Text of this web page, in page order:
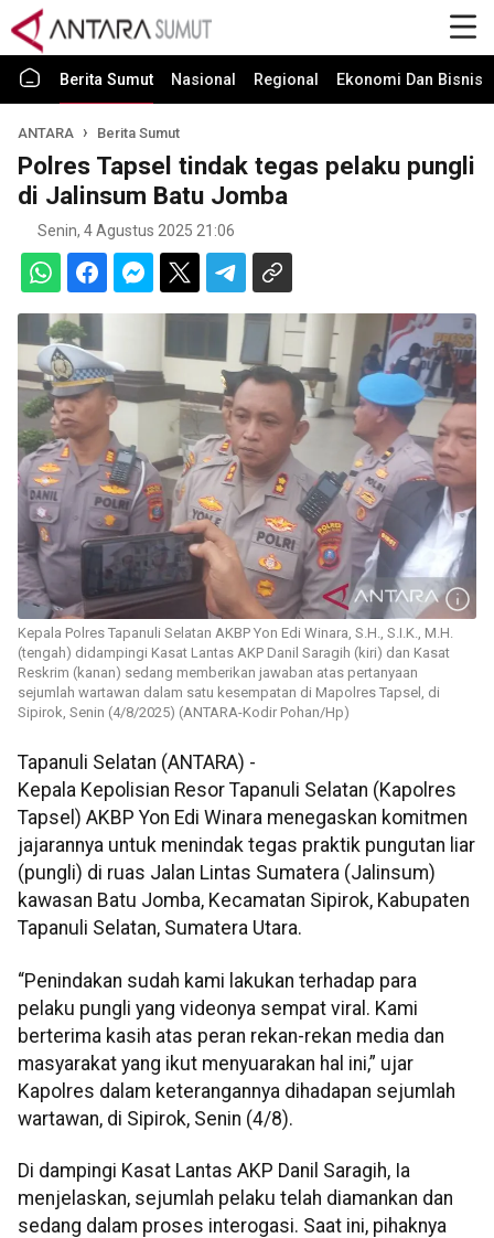
Berita Sumut Nasional Regional Ekonomi Dan Bisnis
ANTARA Berita Sumut
Polres Tapsel tindak tegas pelaku pungli
di Jalinsum Batu Jomba
Senin, 4 Agustus 2025 21:06
Kepala Polres Tapanuli Selatan AKBP Yon Edi Winara, S.H., S.I.K., M.H.
(tengah) didampingi Kasat Lantas AKP Danil Saragih (kiri) dan Kasat
Reskrim (kanan) sedang memberikan jawaban atas pertanyaan
sejumlah wartawan dalam satu kesempatan di Mapolres Tapsel, di
Sipirok, Senin (4/8/2025) (ANTARA-Kodir Pohan/Hp)
Tapanuli Selatan (ANTARA) -
Kepala Kepolisian Resor Tapanuli Selatan (Kapolres
Tapsel) AKBP Yon Edi Winara menegaskan komitmen
jajarannya untuk menindak tegas praktik pungutan liar
(pungli) di ruas Jalan Lintas Sumatera (Jalinsum)
kawasan Batu Jomba, Kecamatan Sipirok, Kabupaten
Tapanuli Selatan, Sumatera Utara.
“Penindakan sudah kami lakukan terhadap para
pelaku pungli yang videonya sempat viral. Kami
berterima kasih atas peran rekan-rekan media dan
masyarakat yang ikut menyuarakan hal ini,” ujar
Kapolres dalam keterangannya dihadapan sejumlah
wartawan, di Sipirok, Senin (4/8).
Di dampingi Kasat Lantas AKP Danil Saragih, Ia
menjelaskan, sejumlah pelaku telah diamankan dan
sedang dalam proses interogasi. Saat ini, pihaknya